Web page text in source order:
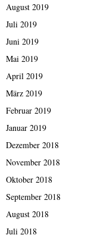
August 2019
Juli 2019
Juni 2019
Mai 2019
April 2019
März 2019
Februar 2019
Januar 2019
Dezember 2018
November 2018
Oktober 2018
September 2018
August 2018
Juli 2018